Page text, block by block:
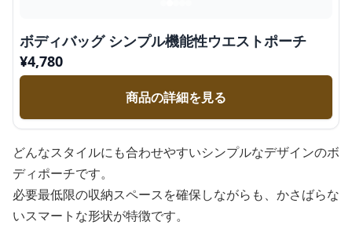
ボディバッグ シンプル機能性ウエストポーチ
¥4,780
商品の詳細を見る
どんなスタイルにも合わせやすいシンプルなデザインのボ
ディポーチです。
必要最低限の収納スペースを確保しながらも、かさばらな
いスマートな形状が特徴です。